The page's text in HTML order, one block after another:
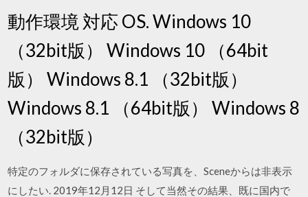
動作環境 対応 OS. Windows 10
（32bit版） Windows 10 （64bit
版） Windows 8.1 （32bit版）
Windows 8.1 （64bit版） Windows 8
（32bit版）
特定のフォルダに保存されている写真を、Sceneからは非表示
にしたい. 2019年12月12日 そして当然その結果、既に国内で